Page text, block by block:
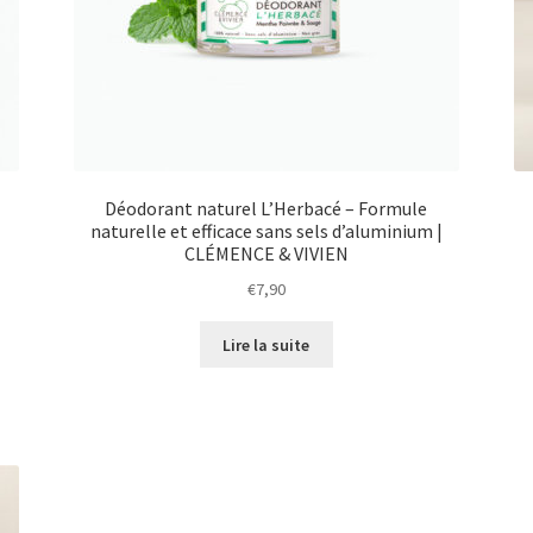
Déodorant naturel L’Herbacé – Formule
naturelle et efficace sans sels d’aluminium |
CLÉMENCE & VIVIEN
€7,90
Lire la suite